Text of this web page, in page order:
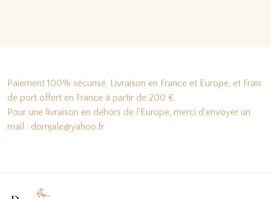
Paiement 100% sécurisé, Livraison en France et Europe, et Frais
de port offert en France à partir de 200 €.
Pour une livraison en dehors de l'Europe, merci d'envoyer un
mail : domjale@yahoo.fr